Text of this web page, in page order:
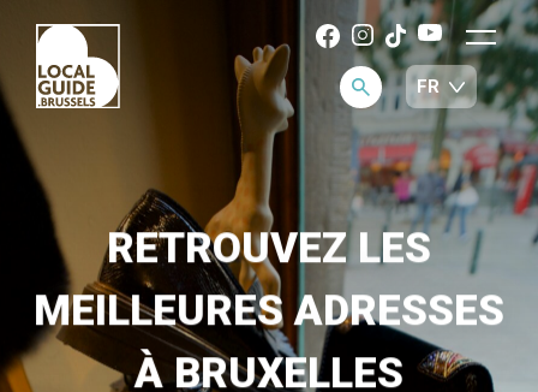
RETROUVEZ LES
MEILLEURES ADRESSES
À BRUXELLES